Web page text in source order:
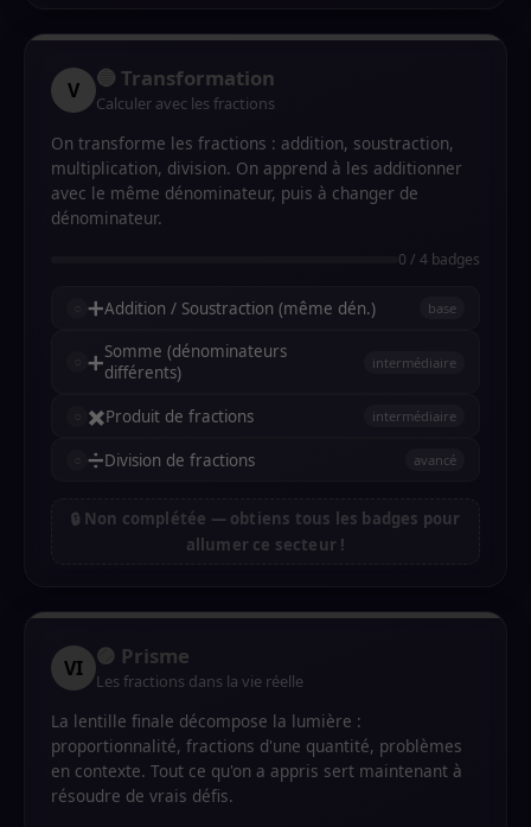
V 🔵 Transformation
Calculer avec les fractions
On transforme les fractions : addition, soustraction,
multiplication, division. On apprend à les additionner
avec le même dénominateur, puis à changer de
dénominateur.
0 / 4 badges
➕Addition / Soustraction (même dén.) base
➕Somme (dénominateurs
différents)
intermédiaire
✖️Produit de fractions intermédiaire
➗Division de fractions avancé
🔒 Non complétée — obtiens tous les badges pour
allumer ce secteur !
VI 🟣 Prisme
Les fractions dans la vie réelle
La lentille finale décompose la lumière :
proportionnalité, fractions d'une quantité, problèmes
en contexte. Tout ce qu'on a appris sert maintenant à
résoudre de vrais défis.